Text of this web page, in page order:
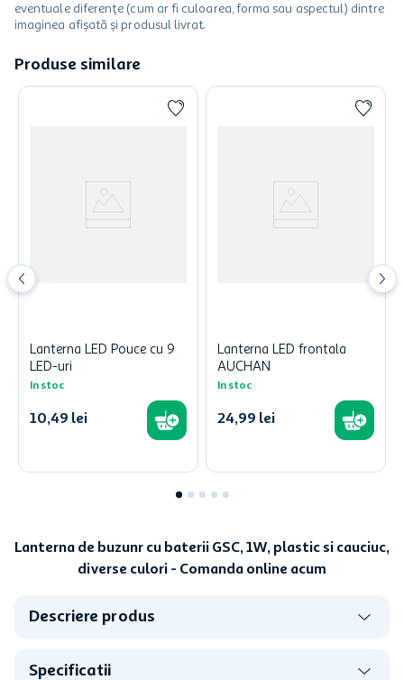
eventuale diferențe (cum ar fi culoarea, forma sau aspectul) dintre
imaginea afișată și produsul livrat.
Produse similare
Lanterna LED Pouce cu 9
LED-uri
In stoc
10,49 lei
Lanterna LED frontala
AUCHAN
In stoc
24,99 lei
Lanterna de buzunr cu baterii GSC, 1W, plastic si cauciuc,
diverse culori - Comanda online acum
Descriere produs
Specificatii